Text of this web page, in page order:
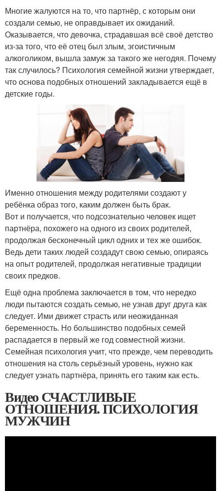
Многие жалуются на то, что партнёр, с которым они
создали семью, не оправдывает их ожиданий.
Оказывается, что девочка, страдавшая всё своё детство
из-за того, что её отец был злым, эгоистичным
алкоголиком, вышла замуж за такого же негодяя. Почему
так случилось? Психология семейной жизни утверждает,
что основа подобных отношений закладывается ещё в
детские годы.
Именно отношения между родителями создают у
ребёнка образ того, каким должен быть брак.
Вот и получается, что подсознательно человек ищет
партнёра, похожего на одного из своих родителей,
продолжая бесконечный цикл одних и тех же ошибок.
Ведь дети таких людей создадут свою семью, опираясь
на опыт родителей, продолжая негативные традиции
своих предков.
Ещё одна проблема заключается в том, что нередко
люди пытаются создать семью, не узнав друг друга как
следует. Ими движет страсть или неожиданная
беременность. Но большинство подобных семей
распадается в первый же год совместной жизни.
Семейная психология учит, что прежде, чем переводить
отношения на столь серьёзный уровень, нужно как
следует узнать партнёра, принять его таким как есть.
Видео СЧАСТЛИВЫЕ
ОТНОШЕНИЯ. ПСИХОЛОГИЯ
МУЖЧИН